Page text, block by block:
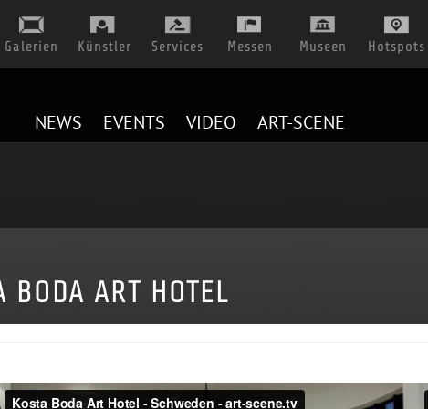
Galerien Künstler Services Messen Museen Hotspots
NEWS EVENTS VIDEO ART-SCENE
BODA ART HOTEL